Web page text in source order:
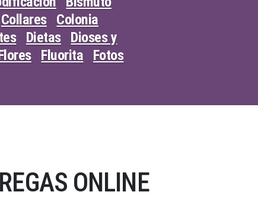
Collares
Colonia
Dietas
Dioses y
Fluorita
Fotos
ONLINE